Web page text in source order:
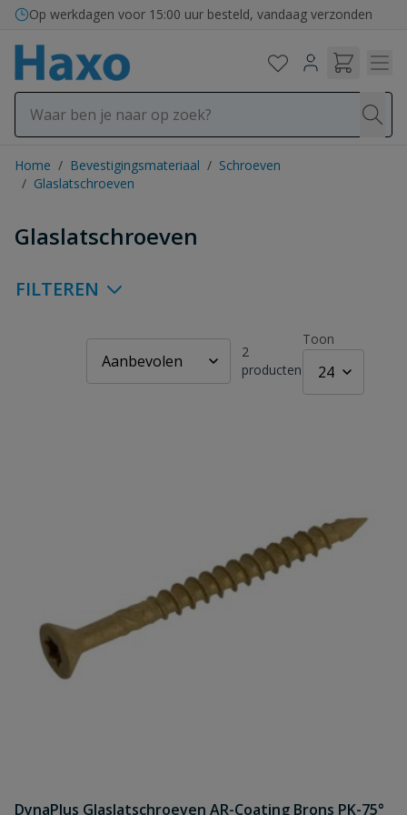
Ga naar de inhoud
Op werkdagen voor 15:00 uur besteld, vandaag verzonden
Home / Bevestigingsmateriaal / Schroeven
/ Glaslatschroeven
Glaslatschroeven
FILTEREN
2
producten
Toon
DynaPlus Glaslatschroeven AR-Coating Brons PK-75°